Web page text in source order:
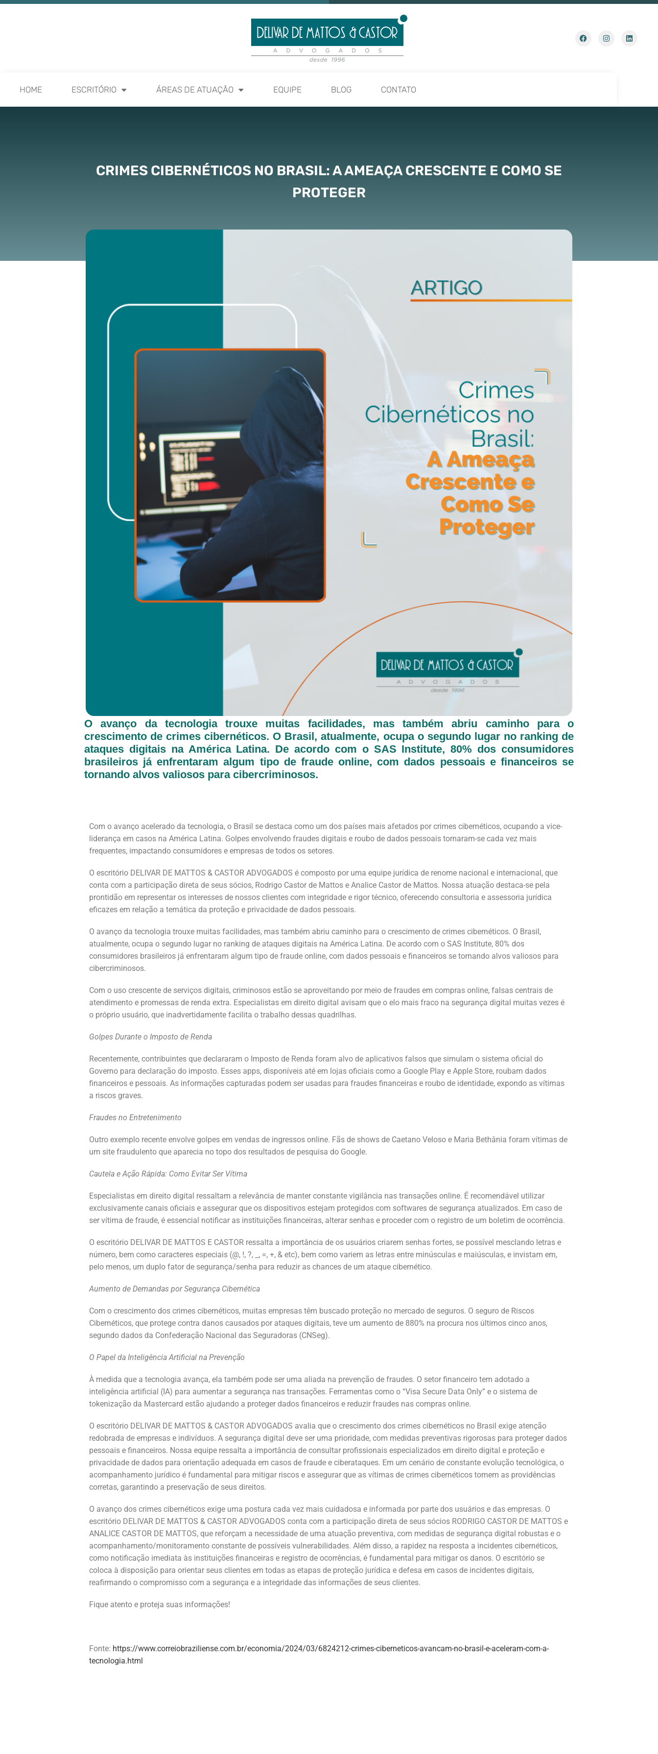
HOME ESCRITÓRIO ÁREAS DE ATUAÇÃO EQUIPE BLOG CONTATO
CRIMES CIBERNÉTICOS NO BRASIL: A AMEAÇA CRESCENTE E COMO SE
PROTEGER
O avanço da tecnologia trouxe muitas facilidades, mas também abriu caminho para o
crescimento de crimes cibernéticos. O Brasil, atualmente, ocupa o segundo lugar no ranking de
ataques digitais na América Latina. De acordo com o SAS Institute, 80% dos consumidores
brasileiros já enfrentaram algum tipo de fraude online, com dados pessoais e financeiros se
tornando alvos valiosos para cibercriminosos.
Com o avanço acelerado da tecnologia, o Brasil se destaca como um dos países mais afetados por crimes cibernéticos, ocupando a vice-
liderança em casos na América Latina. Golpes envolvendo fraudes digitais e roubo de dados pessoais tornaram-se cada vez mais
frequentes, impactando consumidores e empresas de todos os setores.
O escritório DELIVAR DE MATTOS & CASTOR ADVOGADOS é composto por uma equipe jurídica de renome nacional e internacional, que
conta com a participação direta de seus sócios, Rodrigo Castor de Mattos e Analice Castor de Mattos. Nossa atuação destaca-se pela
prontidão em representar os interesses de nossos clientes com integridade e rigor técnico, oferecendo consultoria e assessoria jurídica
eficazes em relação a temática da proteção e privacidade de dados pessoais.
O avanço da tecnologia trouxe muitas facilidades, mas também abriu caminho para o crescimento de crimes cibernéticos. O Brasil,
atualmente, ocupa o segundo lugar no ranking de ataques digitais na América Latina. De acordo com o SAS Institute, 80% dos
consumidores brasileiros já enfrentaram algum tipo de fraude online, com dados pessoais e financeiros se tornando alvos valiosos para
cibercriminosos.
Com o uso crescente de serviços digitais, criminosos estão se aproveitando por meio de fraudes em compras online, falsas centrais de
atendimento e promessas de renda extra. Especialistas em direito digital avisam que o elo mais fraco na segurança digital muitas vezes é
o próprio usuário, que inadvertidamente facilita o trabalho dessas quadrilhas.
Golpes Durante o Imposto de Renda
Recentemente, contribuintes que declararam o Imposto de Renda foram alvo de aplicativos falsos que simulam o sistema oficial do
Governo para declaração do imposto. Esses apps, disponíveis até em lojas oficiais como a Google Play e Apple Store, roubam dados
financeiros e pessoais. As informações capturadas podem ser usadas para fraudes financeiras e roubo de identidade, expondo as vítimas
a riscos graves.
Fraudes no Entretenimento
Outro exemplo recente envolve golpes em vendas de ingressos online. Fãs de shows de Caetano Veloso e Maria Bethânia foram vítimas de
um site fraudulento que aparecia no topo dos resultados de pesquisa do Google.
Cautela e Ação Rápida: Como Evitar Ser Vítima
Especialistas em direito digital ressaltam a relevância de manter constante vigilância nas transações online. É recomendável utilizar
exclusivamente canais oficiais e assegurar que os dispositivos estejam protegidos com softwares de segurança atualizados. Em caso de
ser vítima de fraude, é essencial notificar as instituições financeiras, alterar senhas e proceder com o registro de um boletim de ocorrência.
O escritório DELIVAR DE MATTOS E CASTOR ressalta a importância de os usuários criarem senhas fortes, se possível mesclando letras e
número, bem como caracteres especiais (@, !, ?, _, =, +, & etc), bem como variem as letras entre minúsculas e maiúsculas, e invistam em,
pelo menos, um duplo fator de segurança/senha para reduzir as chances de um ataque cibernético.
Aumento de Demandas por Segurança Cibernética
Com o crescimento dos crimes cibernéticos, muitas empresas têm buscado proteção no mercado de seguros. O seguro de Riscos
Cibernéticos, que protege contra danos causados por ataques digitais, teve um aumento de 880% na procura nos últimos cinco anos,
segundo dados da Confederação Nacional das Seguradoras (CNSeg).
O Papel da Inteligência Artificial na Prevenção
À medida que a tecnologia avança, ela também pode ser uma aliada na prevenção de fraudes. O setor financeiro tem adotado a
inteligência artificial (IA) para aumentar a segurança nas transações. Ferramentas como o “Visa Secure Data Only” e o sistema de
tokenização da Mastercard estão ajudando a proteger dados financeiros e reduzir fraudes nas compras online.
O escritório DELIVAR DE MATTOS & CASTOR ADVOGADOS avalia que o crescimento dos crimes cibernéticos no Brasil exige atenção
redobrada de empresas e indivíduos. A segurança digital deve ser uma prioridade, com medidas preventivas rigorosas para proteger dados
pessoais e financeiros. Nossa equipe ressalta a importância de consultar profissionais especializados em direito digital e proteção e
privacidade de dados para orientação adequada em casos de fraude e ciberataques. Em um cenário de constante evolução tecnológica, o
acompanhamento jurídico é fundamental para mitigar riscos e assegurar que as vítimas de crimes cibernéticos tomem as providências
corretas, garantindo a preservação de seus direitos.
O avanço dos crimes cibernéticos exige uma postura cada vez mais cuidadosa e informada por parte dos usuários e das empresas. O
escritório DELIVAR DE MATTOS & CASTOR ADVOGADOS conta com a participação direta de seus sócios RODRIGO CASTOR DE MATTOS e
ANALICE CASTOR DE MATTOS, que reforçam a necessidade de uma atuação preventiva, com medidas de segurança digital robustas e o
acompanhamento/monitoramento constante de possíveis vulnerabilidades. Além disso, a rapidez na resposta a incidentes cibernéticos,
como notificação imediata às instituições financeiras e registro de ocorrências, é fundamental para mitigar os danos. O escritório se
coloca à disposição para orientar seus clientes em todas as etapas de proteção jurídica e defesa em casos de incidentes digitais,
reafirmando o compromisso com a segurança e a integridade das informações de seus clientes.
Fique atento e proteja suas informações!
Fonte: https://www.correiobraziliense.com.br/economia/2024/03/6824212-crimes-ciberneticos-avancam-no-brasil-e-aceleram-com-a-
tecnologia.html